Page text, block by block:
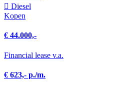
Diesel
Kopen
€ 44.000,-
Financial lease v.a.
€ 623,- p./m.